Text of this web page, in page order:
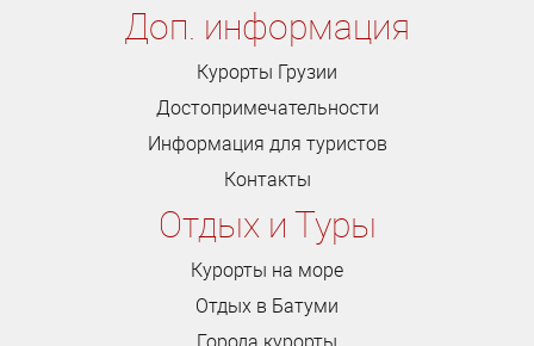
Доп. информация
Курорты Грузии
Достопримечательности
Информация для туристов
Контакты
Отдых и Туры
Курорты на море
Отдых в Батуми